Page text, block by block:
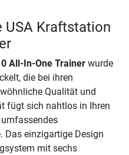
USA Kraftstation
All-In-One Trainer wurde
die bei ihren
Qualität und
fügt sich nahtlos in Ihren
Das einzigartige Design
mit sechs